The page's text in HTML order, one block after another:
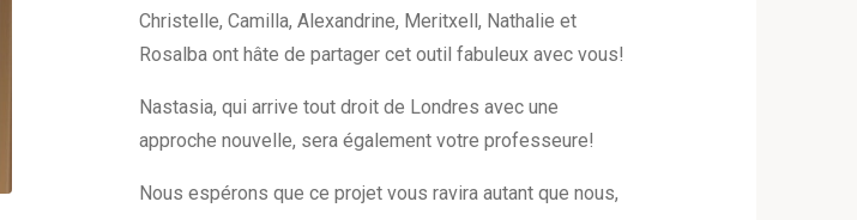
Christelle, Camilla, Alexandrine, Meritxell, Nathalie et
Rosalba ont hâte de partager cet outil fabuleux avec vous!
Nastasia, qui arrive tout droit de Londres avec une
approche nouvelle, sera également votre professeure!
Nous espérons que ce projet vous ravira autant que nous,